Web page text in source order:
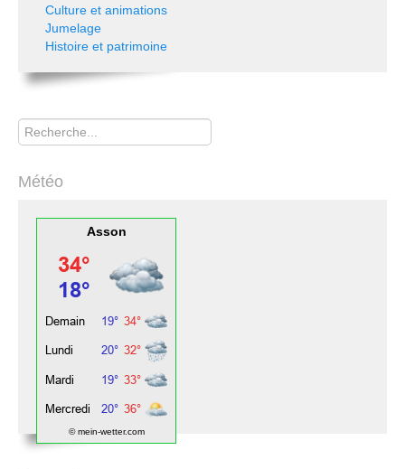
Culture et animations
Jumelage
Histoire et patrimoine
Rechercher
Météo
Asson
© mein-wetter.com